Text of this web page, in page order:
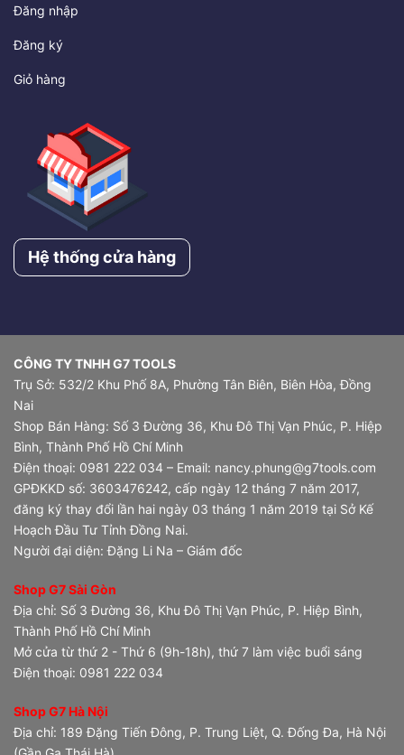
Đăng nhập
Đăng ký
Giỏ hàng
Hệ thống cửa hàng
CÔNG TY TNHH G7 TOOLS
Trụ Sở: 532/2 Khu Phố 8A, Phường Tân Biên, Biên Hòa, Đồng
Nai
Shop Bán Hàng: Số 3 Đường 36, Khu Đô Thị Vạn Phúc, P. Hiệp
Bình, Thành Phố Hồ Chí Minh
Điện thoại: 0981 222 034 – Email: nancy.phung@g7tools.com
GPĐKKD số: 3603476242, cấp ngày 12 tháng 7 năm 2017,
đăng ký thay đổi lần hai ngày 03 tháng 1 năm 2019 tại Sở Kế
Hoạch Đầu Tư Tỉnh Đồng Nai.
Người đại diện: Đặng Li Na – Giám đốc
Shop G7 Sài Gòn
Địa chỉ: Số 3 Đường 36, Khu Đô Thị Vạn Phúc, P. Hiệp Bình,
Thành Phố Hồ Chí Minh
Mở cửa từ thứ 2 - Thứ 6 (9h-18h), thứ 7 làm việc buổi sáng
Điện thoại: 0981 222 034
Shop G7 Hà Nội
Địa chỉ: 189 Đặng Tiến Đông, P. Trung Liệt, Q. Đống Đa, Hà Nội